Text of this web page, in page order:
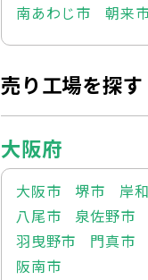
南あわじ市
朝来
売り工場を探す
大阪府
大阪市 堺市 岸
八尾市
泉佐野市
羽曳野市
門真市
阪南市